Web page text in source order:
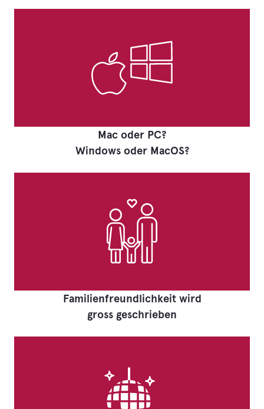
Mac oder PC?
Windows oder MacOS?
Familienfreundlichkeit wird
gross geschrieben